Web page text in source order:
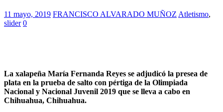
11 mayo, 2019 FRANCISCO ALVARADO MUÑOZ Atletismo,
slider 0
La xalapeña María Fernanda Reyes se adjudicó la presea de
plata en la prueba de salto con pértiga de la Olimpiada
Nacional y Nacional Juvenil 2019 que se lleva a cabo en
Chihuahua, Chihuahua.